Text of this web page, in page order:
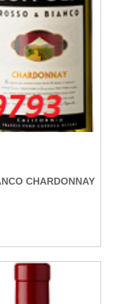
CHARDONNAY